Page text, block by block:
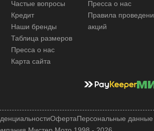
Частые вопросы
Кредит
Наши бренды
Таблица размеров
Пресса о нас
Карта сайта
Пресса о нас
Правила
акций
ОфертаПерсональные данные